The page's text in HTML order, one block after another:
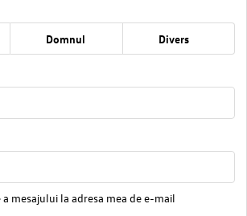
Domnul Divers
mesajului la adresa mea de e-mail